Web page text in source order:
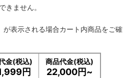
きません。
が表示される場合カート内商品をご確
金(税込)
円
商品代金(税込)
22,000円~